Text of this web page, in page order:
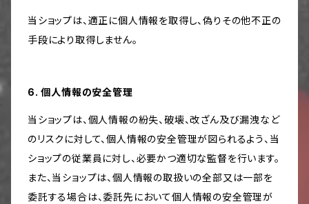
当ショップは、適正に個人情報を取得し、偽りその他不正の
手段により取得しません。
6. 個人情報の安全管理
当ショップは、個人情報の紛失、破壊、改ざん及び漏洩など
のリスクに対して、個人情報の安全管理が図られるよう、当
ショップの従業員に対し、必要かつ適切な監督を行います。
また、当ショップは、個人情報の取扱いの全部又は一部を
委託する場合は、委託先において個人情報の安全管理が